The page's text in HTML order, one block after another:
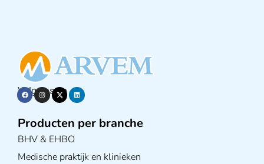
Volg ons op
Producten per branche
BHV & EHBO
Medische praktijk en klinieken